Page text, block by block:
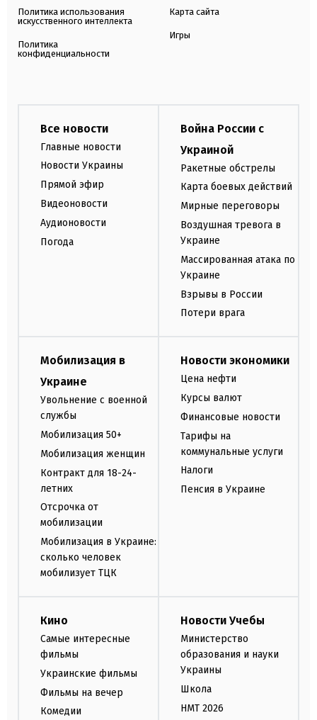
Политика использования
искусственного интеллекта
Политика
конфиденциальности
Карта сайта
Игры
Все новости
Главные новости
Новости Украины
Прямой эфир
Видеоновости
Аудионовости
Погода
Война России с
Украиной
Ракетные обстрелы
Карта боевых действий
Мирные переговоры
Воздушная тревога в
Украине
Массированная атака по
Украине
Взрывы в России
Потери врага
Мобилизация в
Украине
Увольнение с военной
службы
Мобилизация 50+
Мобилизация женщин
Контракт для 18-24-
летних
Отсрочка от
мобилизации
Мобилизация в Украине:
сколько человек
мобилизует ТЦК
Новости экономики
Цена нефти
Курсы валют
Финансовые новости
Тарифы на
коммунальные услуги
Налоги
Пенсия в Украине
Кино
Самые интересные
фильмы
Украинские фильмы
Фильмы на вечер
Комедии
Новости Учебы
Министерство
образования и науки
Украины
Школа
НМТ 2026